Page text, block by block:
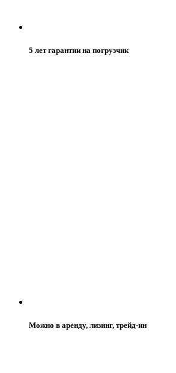
5 лет гарантии на погрузчик
Можно в аренду, лизинг, трейд-ин